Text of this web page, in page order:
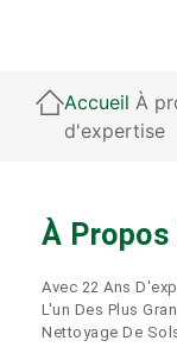
Accueil À
d'expertise
À Propos
Avec 22 Ans
L'un Des Plus
Nettoyage De